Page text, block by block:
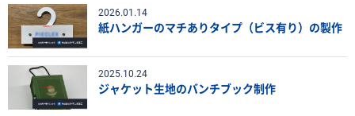
2026.01.14
紙ハンガーのマチありタイプ（ビス有り）の製作
2025.10.24
ジャケット生地のバンチブック制作